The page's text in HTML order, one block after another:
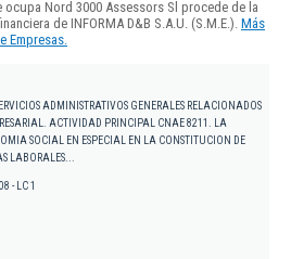
Nord 3000 Assessors Sl procede de la
de INFORMA D&B S.A.U. (S.M.E.). Más
Empresas.
ADMINISTRATIVOS GENERALES RELACIONADOS
ACTIVIDAD PRINCIPAL CNAE 8211. LA
SOCIAL EN ESPECIAL EN LA CONSTITUCION DE
LABORALES...
- LC 1